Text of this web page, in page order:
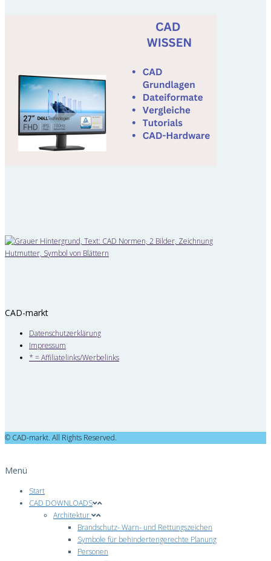
CAD-markt
Datenschutzerklärung
Impressum
* = Affiliatelinks/Werbelinks
© CAD-markt. All Rights Reserved.
Menü
Start
CAD DOWNLOADS
Architektur
Brandschutz- Warn- und Rettungszeichen
Symbole für behindertengerechte Planung
Personen